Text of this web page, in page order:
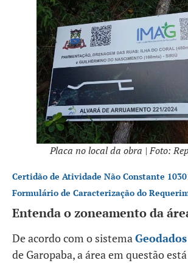
Placa no local da obra | Foto:
Certidão de Atividade Não Constante
Formulário de Caracterização do
Entenda o zoneamento da
De acordo com o sistemaGeodados
de Garopaba, a área em questão